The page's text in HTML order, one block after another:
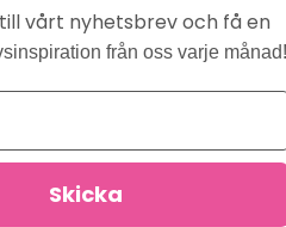
vårt nyhetsbrev och få en
från oss varje
Skicka